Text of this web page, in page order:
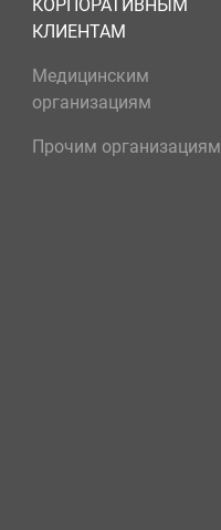
КОРПОРАТИВНЫМ
КЛИЕНТАМ
Медицинским
организациям
Прочим организациям